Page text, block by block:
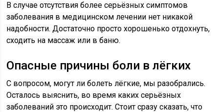
В случае отсутствия более серьёзных симптомов
заболевания в медицинском лечении нет никакой
надобности. Достаточно просто хорошенько отдохнуть,
сходить на массаж или в баню.
Опасные причины боли в лёгких
С вопросом, могут ли болеть лёгкие, мы разобрались.
Осталось выяснить, во время каких серьёзных
заболеваний это происходит. Стоит сразу сказать, что